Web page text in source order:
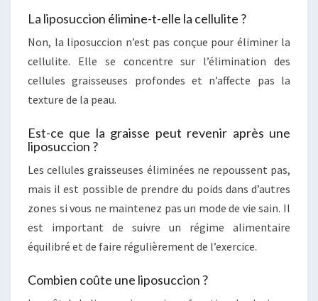
La liposuccion élimine-t-elle la cellulite ?
Non, la liposuccion n’est pas conçue pour éliminer la
cellulite. Elle se concentre sur l’élimination des
cellules graisseuses profondes et n’affecte pas la
texture de la peau.
Est-ce que la graisse peut revenir après une
liposuccion ?
Les cellules graisseuses éliminées ne repoussent pas,
mais il est possible de prendre du poids dans d’autres
zones si vous ne maintenez pas un mode de vie sain. Il
est important de suivre un régime alimentaire
équilibré et de faire régulièrement de l’exercice.
Combien coûte une liposuccion ?